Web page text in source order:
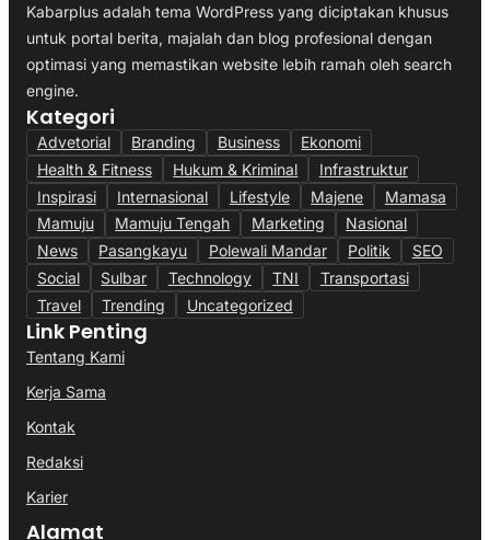
Kabarplus adalah tema WordPress yang diciptakan khusus
untuk portal berita, majalah dan blog profesional dengan
optimasi yang memastikan website lebih ramah oleh search
engine.
Kategori
Advetorial Branding Business
Ekonomi
Health & Fitness
Hukum & Kriminal
Infrastruktur
Inspirasi
Internasional Lifestyle Majene
Mamasa
Mamuju
Mamuju Tengah Marketing
Nasional
News
Pasangkayu Polewali Mandar Politik
SEO
Social
Sulbar Technology TNI
Transportasi
Travel
Trending Uncategorized
Link Penting
Tentang Kami
Kerja Sama
Kontak
Redaksi
Karier
Alamat